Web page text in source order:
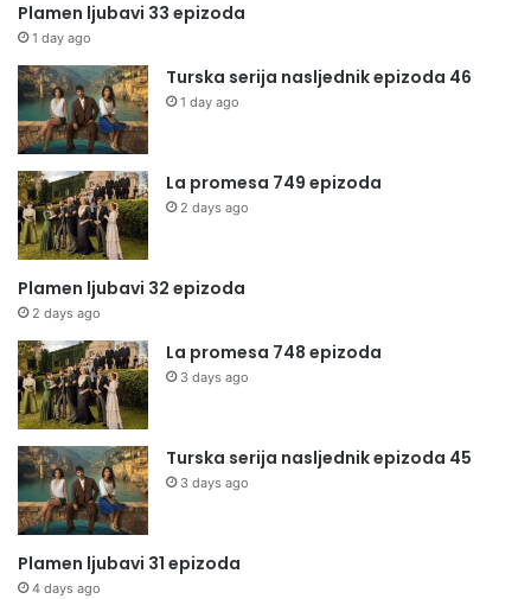
Plamen ljubavi 33 epizoda
1 day ago
Turska serija nasljednik epizoda 46
1 day ago
La promesa 749 epizoda
2 days ago
Plamen ljubavi 32 epizoda
2 days ago
La promesa 748 epizoda
3 days ago
Turska serija nasljednik epizoda 45
3 days ago
Plamen ljubavi 31 epizoda
4 days ago